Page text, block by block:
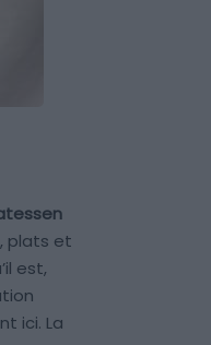
plats et
est,
ici. La